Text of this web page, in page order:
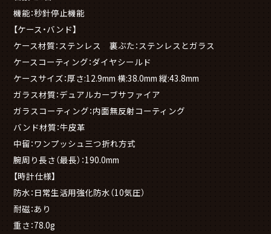
機能：秒針停止機能
【ケース・バンド】
ケース材質：ステンレス 裏ぶた：ステンレスとガラス
ケースコーティング：ダイヤシールド
ケースサイズ：厚さ:12.9mm 横:38.0mm 縦:43.8mm
ガラス材質：デュアルカーブサファイア
ガラスコーティング：内面無反射コーティング
バンド材質：牛皮革
中留：ワンプッシュ三つ折れ方式
腕周り長さ（最長）：190.0mm
【時計仕様】
防水：日常生活用強化防水（10気圧）
耐磁：あり
重さ：78.0g